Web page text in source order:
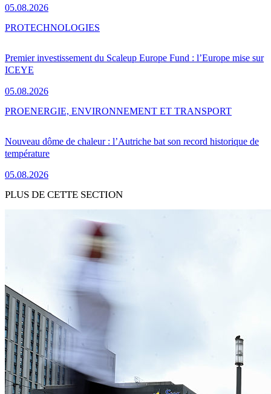
05.08.2026
Premier investissement du Scaleup Europe Fund : l’Europe mise sur
ICEYE
05.08.2026
PROTECHNOLOGIES
Nouveau dôme de chaleur : l’Autriche bat son record historique de
température
05.08.2026
PROENERGIE, ENVIRONNEMENT ET TRANSPORT
PLUS DE CETTE SECTION